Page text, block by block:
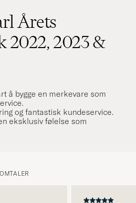
Årets
2022, 2023 &
å bygge en merkevare som
og fantastisk kundeservice.
eksklusiv følelse som